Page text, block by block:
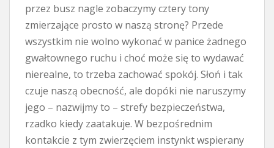
przez busz nagle zobaczymy cztery tony
zmierzające prosto w naszą stronę? Przede
wszystkim nie wolno wykonać w panice żadnego
gwałtownego ruchu i choć może się to wydawać
nierealne, to trzeba zachować spokój. Słoń i tak
czuje naszą obecność, ale dopóki nie naruszymy
jego – nazwijmy to – strefy bezpieczeństwa,
rzadko kiedy zaatakuje. W bezpośrednim
kontakcie z tym zwierzęciem instynkt wspierany